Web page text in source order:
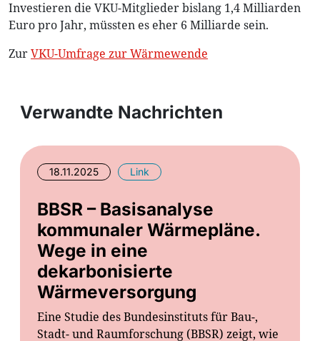
Investieren die VKU-Mitglieder bislang 1,4 Milliarden
Euro pro Jahr, müssten es eher 6 Milliarde sein.
ZurVKU-Umfrage zur Wärmewende
Verwandte Nachrichten
18.11.2025 Link
BBSR – Basisanalyse
kommunaler Wärmepläne.
Wege in eine
dekarbonisierte
Wärmeversorgung
Eine Studie des Bundesinstituts für Bau-,
Stadt- und Raumforschung (BBSR) zeigt, wie